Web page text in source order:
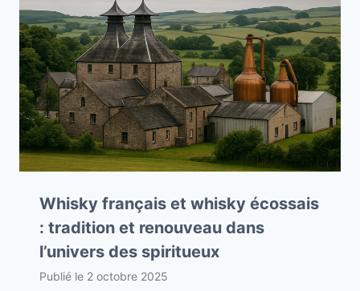
Whisky français et whisky écossais
: tradition et renouveau dans
l’univers des spiritueux
Publié le 2 octobre 2025